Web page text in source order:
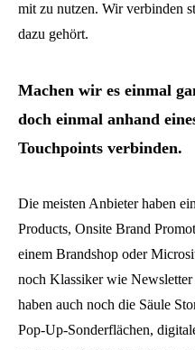
mit zu nutzen. Wir verbinden
dazu gehört.
Machen wir es einmal
doch einmal anhand
Touchpoints verbinden.
Die meisten Anbieter haben
Products, Onsite Brand
einem Brandshop oder
noch Klassiker wie
haben auch noch die Säule
Pop-Up-Sonderflächen,